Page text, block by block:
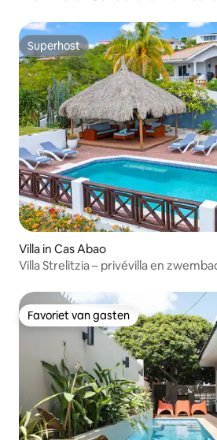
Superhost
Superhost
Villa in Cas Abao
Villa Strelitzia – privévilla en
Favoriet van gasten
Favoriet van gasten